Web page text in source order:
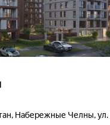
Набережные Челны, ул.